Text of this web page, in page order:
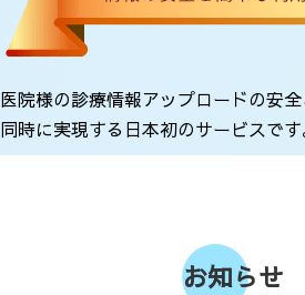
医院様の診療情報アップロードの安
同時に実現する日本初のサービスです
お知らせ